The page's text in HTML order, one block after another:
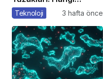
Yöntemleri
Teknoloji 3 hafta önce